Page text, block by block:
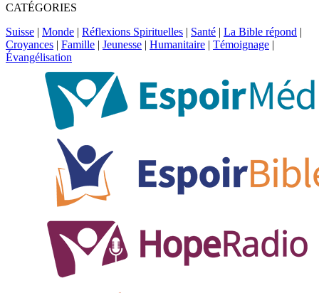
CATÉGORIES
Suisse | Monde | Réflexions Spirituelles | Santé | La Bible répond |
Croyances | Famille | Jeunesse | Humanitaire | Témoignage |
Évangélisation